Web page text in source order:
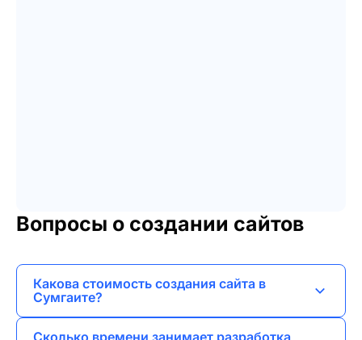
Вопросы о создании сайтов
Какова стоимость создания сайта в
Сумгаите?
Сколько времени занимает разработка